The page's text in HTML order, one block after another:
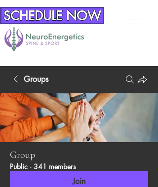
SCHEDULE NOW
Groups
Group
Public · 341 members
Join